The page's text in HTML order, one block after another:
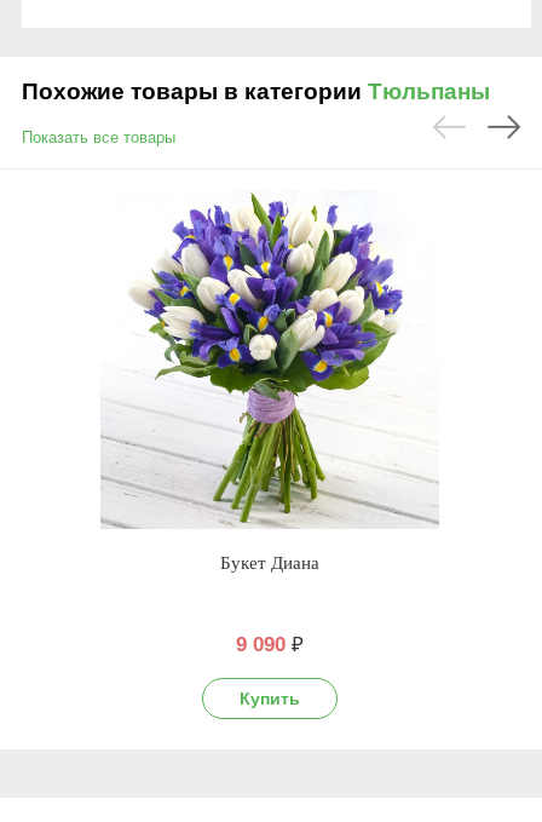
Похожие товары в категории Тюльпаны
Показать все товары
Букет Диана
9 090 ₽